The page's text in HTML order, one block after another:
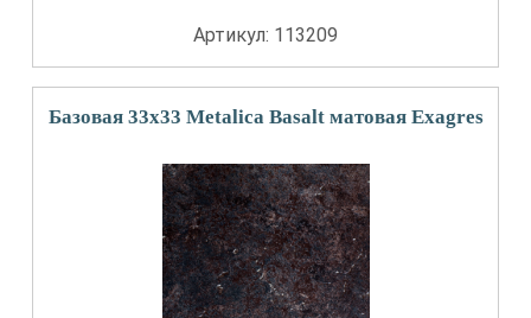
Артикул: 113209
Базовая 33x33 Metalica Basalt матовая Exagres